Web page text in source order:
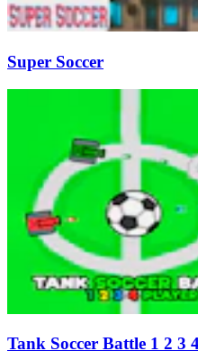
Super Soccer
Tank Soccer Battle 1 2 3